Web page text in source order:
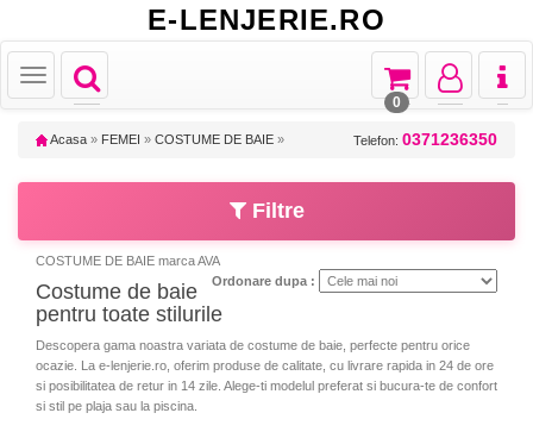
E-LENJERIE.RO
Toggle
navigation
Toggle
Toggle
navigation
Toggle
navigation
Toggle
navigation
0
Acasa » FEMEI » COSTUME DE BAIE » Telefon: 0371236350
Filtre
COSTUME DE BAIE marca AVA
Ordonare dupa :
Costume de baie
pentru toate stilurile
Descopera gama noastra variata de costume de baie, perfecte pentru orice
ocazie. La e-lenjerie.ro, oferim produse de calitate, cu livrare rapida in 24 de ore
si posibilitatea de retur in 14 zile. Alege-ti modelul preferat si bucura-te de confort
si stil pe plaja sau la piscina.